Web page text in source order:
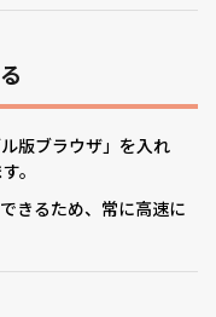
版ブラウザ」を入れ
。
きるため、常に高速に